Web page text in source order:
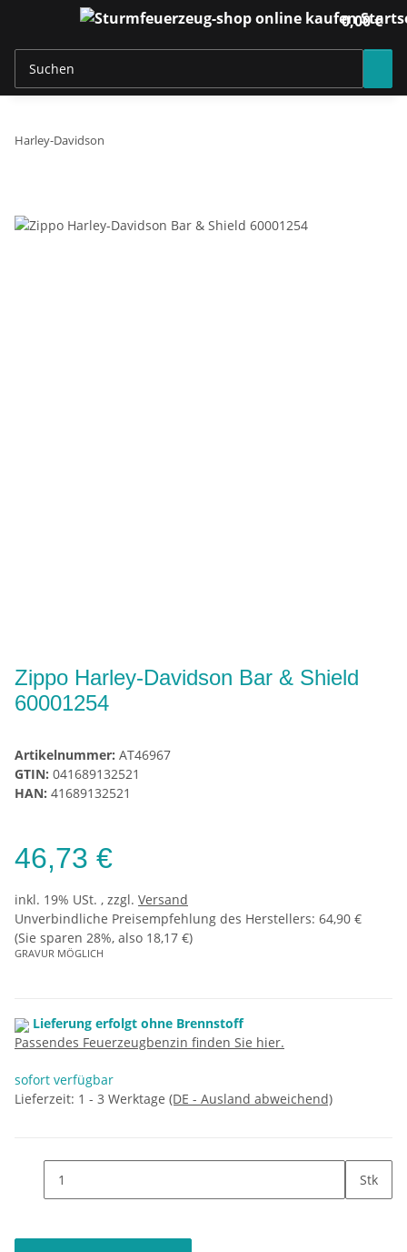
0,00 €
Harley-Davidson
Zippo Harley-Davidson Bar & Shield
60001254
Artikelnummer: AT46967
GTIN: 041689132521
HAN: 41689132521
46,73 €
inkl. 19% USt. , zzgl. Versand
Unverbindliche Preisempfehlung des Herstellers: 64,90 €
(Sie sparen 28%, also 18,17 €)
GRAVUR MÖGLICH
Lieferung erfolgt ohne Brennstoff
Passendes Feuerzeugbenzin finden Sie hier.
sofort verfügbar
Lieferzeit: 1 - 3 Werktage (DE - Ausland abweichend)
Stk